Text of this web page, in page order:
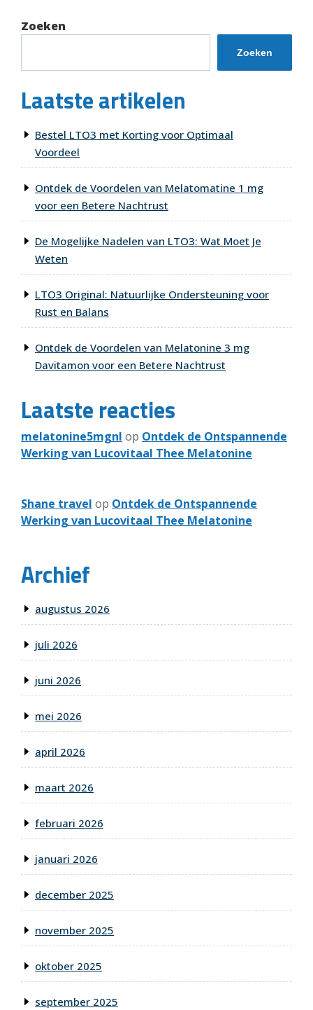
Zoeken
Zoeken
Laatste artikelen
Bestel LTO3 met Korting voor Optimaal
Voordeel
Ontdek de Voordelen van Melatomatine 1 mg
voor een Betere Nachtrust
De Mogelijke Nadelen van LTO3: Wat Moet Je
Weten
LTO3 Original: Natuurlijke Ondersteuning voor
Rust en Balans
Ontdek de Voordelen van Melatonine 3 mg
Davitamon voor een Betere Nachtrust
Laatste reacties
melatonine5mgnl op Ontdek de Ontspannende
Werking van Lucovitaal Thee Melatonine
Shane travel op Ontdek de Ontspannende
Werking van Lucovitaal Thee Melatonine
Archief
augustus 2026
juli 2026
juni 2026
mei 2026
april 2026
maart 2026
februari 2026
januari 2026
december 2025
november 2025
oktober 2025
september 2025